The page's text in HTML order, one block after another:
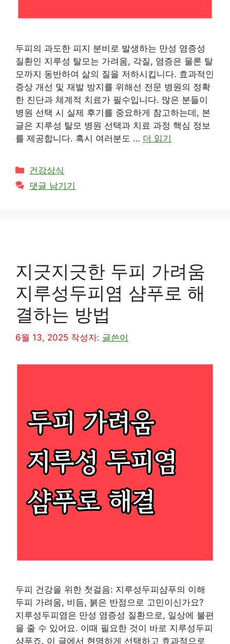
두피의 과도한 피지 분비로 발생하는 만성 염증성
질환인 지루성 탈모는 가려움, 각질, 염증은 물론 탈
모까지 동반하여 삶의 질을 저하시킵니다. 효과적인
증상 개선 및 재발 방지를 위해선 전문 병원의 정확
한 진단과 체계적 치료가 필수입니다. 많은 분들이
병원 선택 시 실제 후기를 중요하게 참고하는데, 본
글은 지루성 탈모 병원 선택과 치료 과정 핵심 정보
를 제공합니다. 혹시 여러분도 … 더 읽기
카
테
건강상식
댓글 남기기
지긋지긋한 두피 가려움
지루성두피염 샴푸로 해
결하는 방법
6월 13, 2025 작성자: 글쓴이
두피 건강을 위한 첫걸음: 지루성두피샴푸의 이해
두피 가려움, 비듬, 붉은 반점으로 고민이신가요?
지루성두피염은 만성 염증성 질환으로, 일상에 불편
을 줄 수 있어요. 이때 필요한 것이 바로 지루성두피
샴푸죠. 이 글에서 현명하게 선택하고 효과적으로